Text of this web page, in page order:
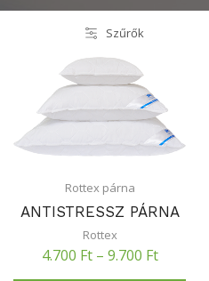
Szűrők
Rottex párna
ANTISTRESSZ PÁRNA
Rottex
4.700 Ft– 9.700 Ft